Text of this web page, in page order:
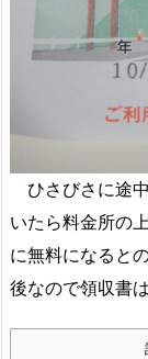
ひさびさに途
いたら料金所の
に無料になると
後なので領収書